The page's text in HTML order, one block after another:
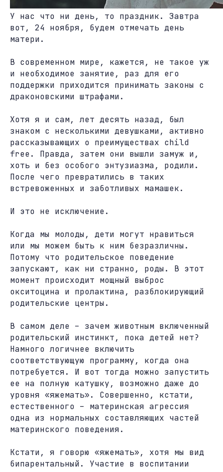
У нас что ни день, то праздник. Завтра
вот, 24 ноября, будем отмечать день
матери.
В современном мире, кажется, не такое уж
и необходимое занятие, раз для его
поддержки приходится принимать законы с
драконовскими штрафами.
Хотя я и сам, лет десять назад, был
знаком с несколькими девушками, активно
рассказывающих о преимуществах child
free. Правда, затем они вышли замуж и,
хоть и без особого энтузиазма, родили.
После чего превратились в таких
встревоженных и заботливых мамашек.
И это не исключение.
Когда мы молоды, дети могут нравиться
или мы можем быть к ним безразличны.
Потому что родительское поведение
запускают, как ни странно, роды. В этот
момент происходит мощный выброс
окситоцина и пролактина, разблокирующий
родительские центры.
В самом деле – зачем животным включенный
родительский инстинкт, пока детей нет?
Намного логичнее включить
соответствующую программу, когда она
потребуется. И вот тогда можно запустить
ее на полную катушку, возможно даже до
уровня «яжемать». Совершенно, кстати,
естественного – материнская агрессия
одна из нормальных составляющих частей
материнского поведения.
Кстати, я говорю «яжемать», хотя мы вид
бипарентальный. Участие в воспитании